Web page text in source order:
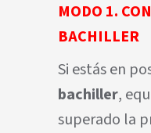
MODO 1.
BACHILLER
Si estás en
bachiller,
superado la